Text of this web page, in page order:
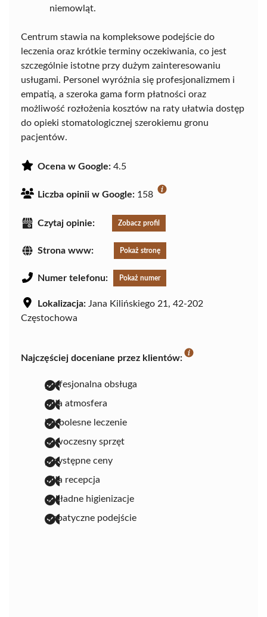
niemowląt.
Centrum stawia na kompleksowe podejście do
leczenia oraz krótkie terminy oczekiwania, co jest
szczególnie istotne przy dużym zainteresowaniu
usługami. Personel wyróżnia się profesjonalizmem i
empatią, a szeroka gama form płatności oraz
możliwość rozłożenia kosztów na raty ułatwia dostęp
do opieki stomatologicznej szerokiemu gronu
pacjentów.
Ocena w Google: 4.5
Liczba opinii w Google: 158
Czytaj opinie: Zobacz profil
Strona www: Pokaż stronę
Numer telefonu: Pokaż numer
Lokalizacja: Jana Kilińskiego 21, 42-202
Częstochowa
Najczęściej doceniane przez klientów:
profesjonalna obsługa
miła atmosfera
bezbolesne leczenie
nowoczesny sprzęt
przystępne ceny
miła recepcja
dokładne higienizacje
empatyczne podejście